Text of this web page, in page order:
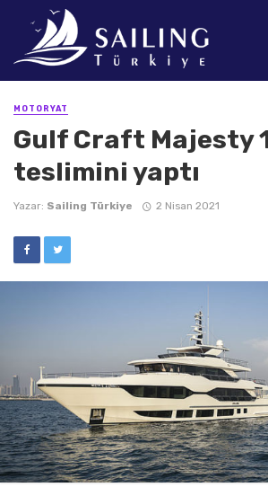
MOTORYAT
Gulf Craft Majesty
teslimini yaptı
Yazar: Sailing Türkiye 2 Nisan 2021